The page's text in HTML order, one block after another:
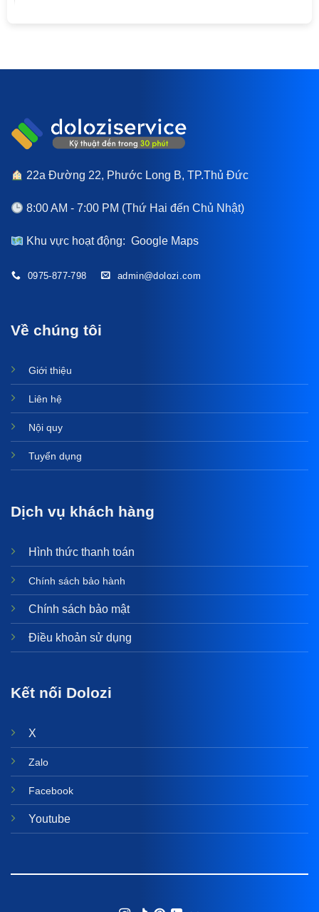
22a Đường 22, Phước Long B, TP.Thủ Đức
8:00 AM - 7:00 PM (Thứ Hai đến Chủ Nhật)
Khu vực hoạt động:Google Maps
0975-877-798 admin@dolozi.com
Về chúng tôi
Giới thiệu
Liên hệ
Nội quy
Tuyển dụng
Dịch vụ khách hàng
Hình thức thanh toán
Chính sách bảo hành
Chính sách bảo mật
Điều khoản sử dụng
Kết nối Dolozi
X
Zalo
Facebook
Youtube